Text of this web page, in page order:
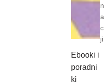
n
a
c
ji
Ebooki i
poradni
ki